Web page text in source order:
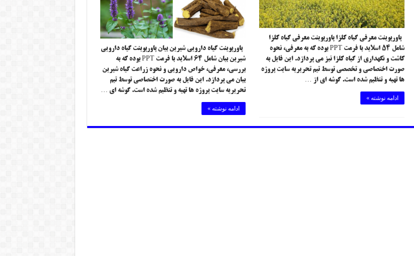
پاورپوینت معرفی گیاه کلزا پاورپوینت معرفی گیاه کلزا
شامل ۵۴ اسلاید با فرمت PPT بوده که به معرفی، نحوه
کاشت و نگهداری از گیاه کلزا نیز می پردازد. این فایل به
صورت اختصاصی و تخصصی توسط تیم تحریریه سایت پروژه
ها تهیه و تنظیم شده است. گوشه ای از …
ادامه نوشته »
پاورپوینت گیاه دارویی شیرین بیان پاورپوینت گیاه دارویی
شیرین بیان شامل ۶۴ اسلاید با فرمت PPT بوده که به
بررسی، معرفی، خواص دارویی و نحوه زراعت گیاه شیرین
بیان می پردازد. این فایل به صورت اختصاصی توسط تیم
تحریریه سایت پروژه ها تهیه و تنظیم شده است. گوشه ای …
ادامه نوشته »